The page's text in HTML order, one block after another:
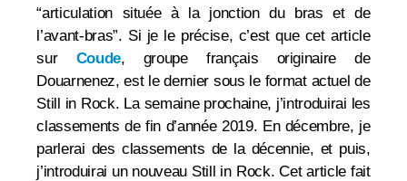
“articulation située à la jonction du bras et de
l’avant-bras”. Si je le précise, c’est que cet article
sur Coude, groupe français originaire de
Douarnenez, est le dernier sous le format actuel de
Still in Rock. La semaine prochaine, j’introduirai les
classements de fin d’année 2019. En décembre, je
parlerai des classements de la décennie, et puis,
j’introduirai un nouveau Still in Rock. Cet article fait